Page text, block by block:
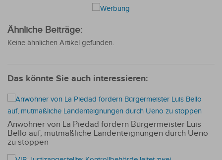
Ähnliche Beiträge:
Keine ähnlichen Artikel gefunden.
Das könnte Sie auch interessieren:
Anwohner von La Piedad fordern Bürgermeister Luis
Bello auf, mutmaßliche Landenteignungen durch Ueno
zu stoppen